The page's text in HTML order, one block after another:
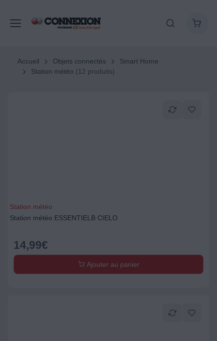
Accueil Objets connectés
Smart Home
Station météo (12 produits)
Station météo
Station météo ESSENTIELB CIELO
14,99€
Ajouter au panier